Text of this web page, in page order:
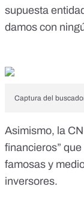
supuesta
damos con
Captura del
Asimismo, la
financieros”
famosas y
inversores.